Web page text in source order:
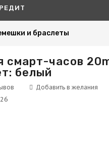
и браслеты
часов
белый